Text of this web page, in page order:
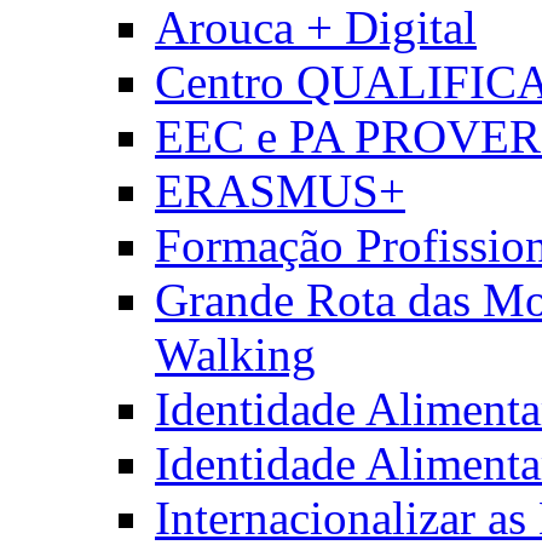
Arouca + Digital
Centro
EEC e PA
ERASMUS+
Formação
Grande Rota das
Walking
Identidade
Identidade
Internacionalizar